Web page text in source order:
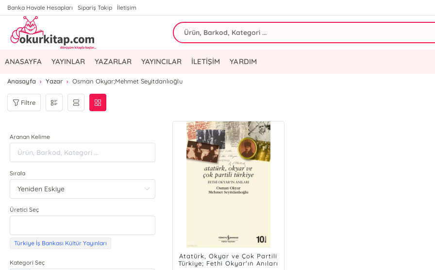
Banka Havale Hesapları Sipariş Takip İletişim
ANASAYFA YAYINLAR YAZARLAR YAYINCILAR İLETİŞİM YARDIM
Anasayfa Yazar Osman Okyar;Mehmet Seyitdanlıoğlu
Filtre
Aranan Kelime
Sırala
Üretici Seç
Türkiye İş Bankası Kültür Yayınları
Kategori Seç
Atatürk, Okyar ve Çok Partili
Türkiye; Fethi Okyar'ın Anıları